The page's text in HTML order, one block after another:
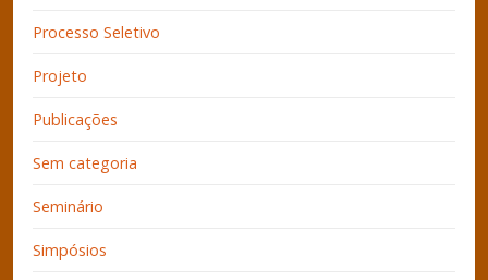
Processo Seletivo
Projeto
Publicações
Sem categoria
Seminário
Simpósios